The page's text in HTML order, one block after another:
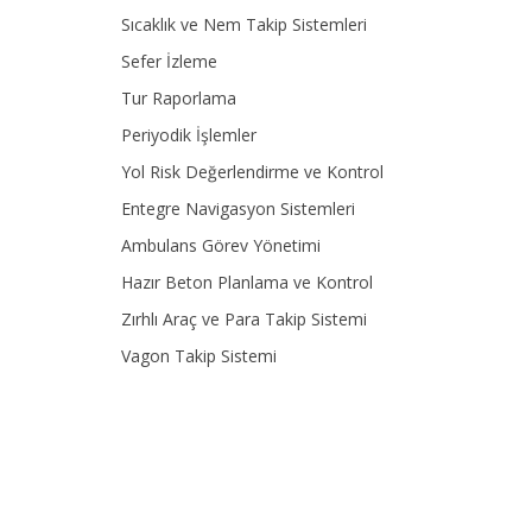
Sıcaklık ve Nem Takip Sistemleri
Sefer İzleme
Tur Raporlama
Periyodik İşlemler
Yol Risk Değerlendirme ve Kontrol
Entegre Navigasyon Sistemleri
Ambulans Görev Yönetimi
Hazır Beton Planlama ve Kontrol
Zırhlı Araç ve Para Takip Sistemi
Vagon Takip Sistemi